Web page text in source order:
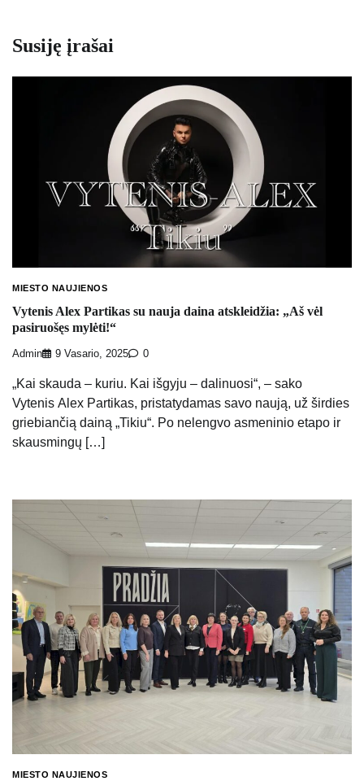
Susiję įrašai
MIESTO NAUJIENOS
Vytenis Alex Partikas su nauja daina atskleidžia: „Aš vėl
pasiruošęs mylėti!“
Admin 9 Vasario, 2025 0
„Kai skauda – kuriu. Kai išgyju – dalinuosi“, – sako
Vytenis Alex Partikas, pristatydamas savo naują, už širdies
griebiančią dainą „Tikiu“. Po nelengvo asmeninio etapo ir
skausmingų […]
MIESTO NAUJIENOS